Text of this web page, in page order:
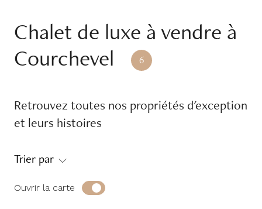
Réference
Equipements
Jardin
Place d'amarrage
Chalet de luxe à vendre à
Courchevel
6
Retrouvez toutes nos propriétés d'exception
et leurs histoires
Trier par
Ouvrir la carte